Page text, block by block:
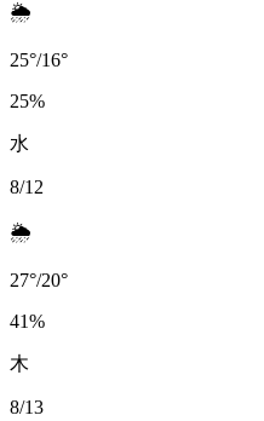
🌦️
25°/16°
25%
水
8/12
🌦️
27°/20°
41%
木
8/13